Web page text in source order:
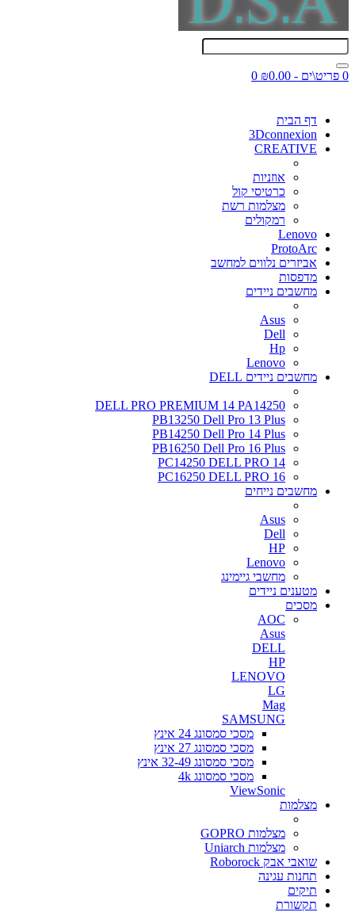
0 פריט\ים - ₪0.00 0
דף הבית
3Dconnexion
CREATIVE
אוזניות
כרטיסי קול
מצלמות רשת
רמקולים
Lenovo
ProtoArc
אביזרים נלווים למחשב
מדפסות
מחשבים ניידים
Asus
Dell
Hp
Lenovo
מחשבים ניידים DELL
DELL PRO PREMIUM 14 PA14250
PB13250 Dell Pro 13 Plus
PB14250 Dell Pro 14 Plus
PB16250 Dell Pro 16 Plus
PC14250 DELL PRO 14
PC16250 DELL PRO 16
מחשבים נייחים
Asus
Dell
HP
Lenovo
מחשבי גיימינג
מטענים ניידים
מסכים
AOC
Asus
DELL
HP
LENOVO
LG
Mag
SAMSUNG
מסכי סמסונג 24 אינץ
מסכי סמסונג 27 אינץ
מסכי סמסונג 32-49 אינץ
מסכי סמסונג 4k
ViewSonic
מצלמות
מצלמות GOPRO
מצלמות Uniarch
שואבי אבק Roborock
תחנות עגינה
תיקים
תקשורת